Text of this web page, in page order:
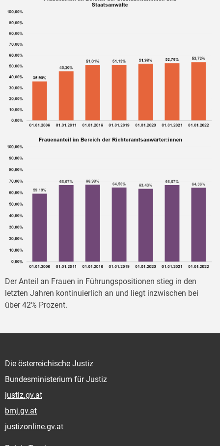
Der Anteil an Frauen in Führungspositionen stieg in den
letzten Jahren kontinuierlich an und liegt inzwischen bei
über 42% Prozent.
Die österreichische Justiz
Bundesministerium für Justiz
justiz.gv.at
bmj.gv.at
justizonline.gv.at